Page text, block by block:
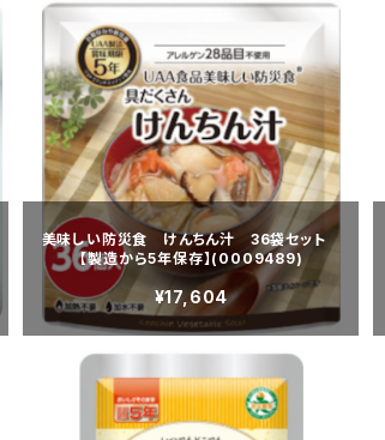
美味しい防災食 けんちん汁 36袋セット
【製造から5年保存】(0009489)
¥17,604